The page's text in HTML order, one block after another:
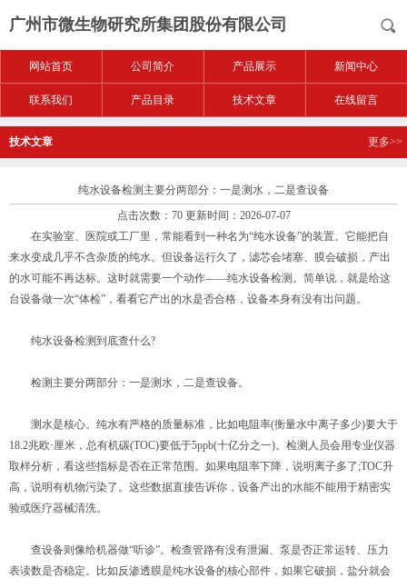
广州市微生物研究所集团股份有限公司
网站首页 公司简介 产品展示 新闻中心
联系我们 产品目录 技术文章 在线留言
技术文章 更多>>
纯水设备检测主要分两部分：一是测水，二是查设备
点击次数：70 更新时间：2026-07-07
在实验室、医院或工厂里，常能看到一种名为“纯水设备”的装置。它能把自
来水变成几乎不含杂质的纯水。但设备运行久了，滤芯会堵塞、膜会破损，产出
的水可能不再达标。这时就需要一个动作——纯水设备检测。简单说，就是给这
台设备做一次“体检”，看看它产出的水是否合格，设备本身有没有出问题。
纯水设备检测到底查什么?
检测主要分两部分：一是测水，二是查设备。
测水是核心。纯水有严格的质量标准，比如电阻率(衡量水中离子多少)要大于
18.2兆欧·厘米，总有机碳(TOC)要低于5ppb(十亿分之一)。检测人员会用专业仪器
取样分析，看这些指标是否在正常范围。如果电阻率下降，说明离子多了;TOC升
高，说明有机物污染了。这些数据直接告诉你，设备产出的水能不能用于精密实
验或医疗器械清洗。
查设备则像给机器做“听诊”。检查管路有没有泄漏、泵是否正常运转、压力
表读数是否稳定。比如反渗透膜是纯水设备的核心部件，如果它破损，盐分就会